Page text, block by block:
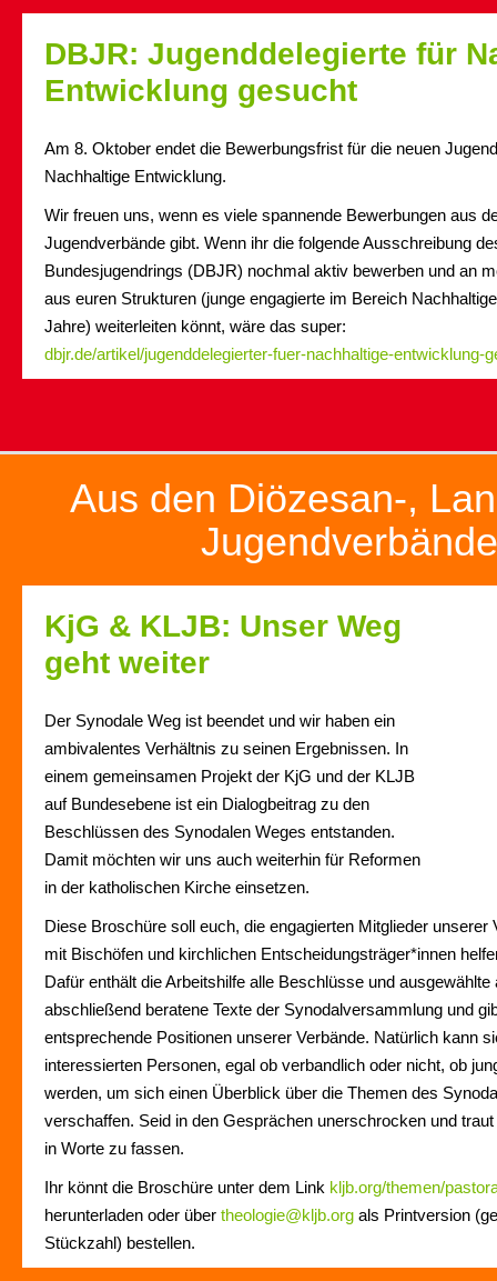
DBJR: Jugenddelegierte für
Entwicklung gesucht
Am 8. Oktober endet die Bewerbungsfrist für die neuen
Nachhaltige Entwicklung.
Wir freuen uns, wenn es viele spannende Bewerbungen aus
Jugendverbände gibt. Wenn ihr die folgende Ausschreibung
Bundesjugendrings (DBJR) nochmal aktiv bewerben und an
aus euren Strukturen (junge engagierte im Bereich
Jahre) weiterleiten könnt, wäre das super:
dbjr.de/artikel/jugenddelegierter-fuer-nachhaltige-entwicklung-
Aus den Diözesan-,
KjG & KLJB: Unser Weg
geht weiter
Der Synodale Weg ist beendet und wir haben ein
ambivalentes Verhältnis zu seinen Ergebnissen. In
einem gemeinsamen Projekt der KjG und der KLJB
auf Bundesebene ist ein Dialogbeitrag zu den
Beschlüssen des Synodalen Weges entstanden.
Damit möchten wir uns auch weiterhin für Reformen
in der katholischen Kirche einsetzen.
Diese Broschüre soll euch, die engagierten Mitglieder unserer
mit Bischöfen und kirchlichen Entscheidungsträger*innen
Dafür enthält die Arbeitshilfe alle Beschlüsse und ausgewählte
abschließend beratene Texte der Synodalversammlung und
entsprechende Positionen unserer Verbände. Natürlich kann
interessierten Personen, egal ob verbandlich oder nicht, ob
werden, um sich einen Überblick über die Themen des
verschaffen. Seid in den Gesprächen unerschrocken und
in Worte zu fassen.
Ihr könnt die Broschüre unter dem Link kljb.org/themen/
herunterladen oder über theologie@kljb.org als Printversion
Stückzahl) bestellen.